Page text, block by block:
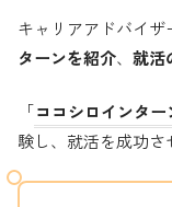
キャリアアドバイザ
ターンを紹介、 就活
「ココシロインター
験し、就活を成功さ